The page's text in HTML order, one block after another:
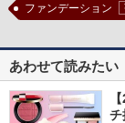
ファンデーション
あわせて読みたい
チ